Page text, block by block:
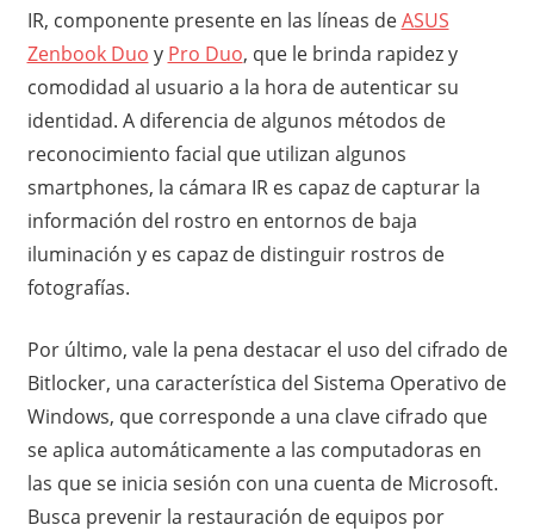
IR, componente presente en las líneas deASUS
Zenbook Duo y Pro Duo, que le brinda rapidez y
comodidad al usuario a la hora de autenticar su
identidad. A diferencia de algunos métodos de
reconocimiento facial que utilizan algunos
smartphones, la cámara IR es capaz de capturar la
información del rostro en entornos de baja
iluminación y es capaz de distinguir rostros de
fotografías.
Por último, vale la pena destacar el uso del cifrado de
Bitlocker, una característica del Sistema Operativo de
Windows, que corresponde a una clave cifrado que
se aplica automáticamente a las computadoras en
las que se inicia sesión con una cuenta de Microsoft.
Busca prevenir la restauración de equipos por